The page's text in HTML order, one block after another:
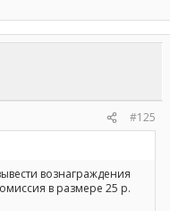
#125
вознаграждения
в размере 25 р.